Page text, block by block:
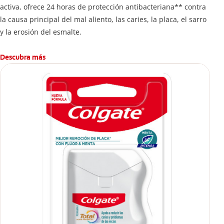
activa, ofrece 24 horas de protección antibacteriana** contra
la causa principal del mal aliento, las caries, la placa, el sarro
y la erosión del esmalte.
Descubra más